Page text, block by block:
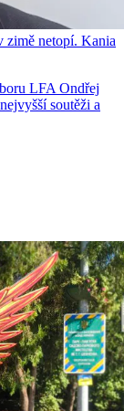
zimě netopí. Kania
LFA Ondřej
soutěži a